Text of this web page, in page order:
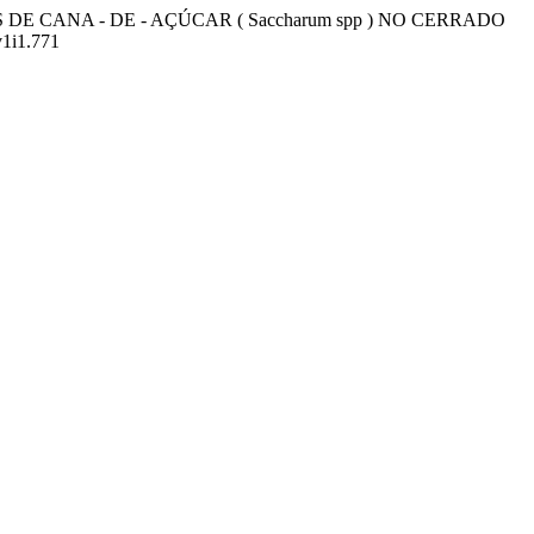
CANA - DE - AÇÚCAR ( Saccharum spp ) NO CERRADO